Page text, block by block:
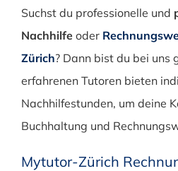
Suchst du professionelle und
Nachhilfeoder
Zürich? Dann bist du bei uns
erfahrenen Tutoren bieten
Nachhilfestunden, um deine
Buchhaltung und
Mytutor-Zürich